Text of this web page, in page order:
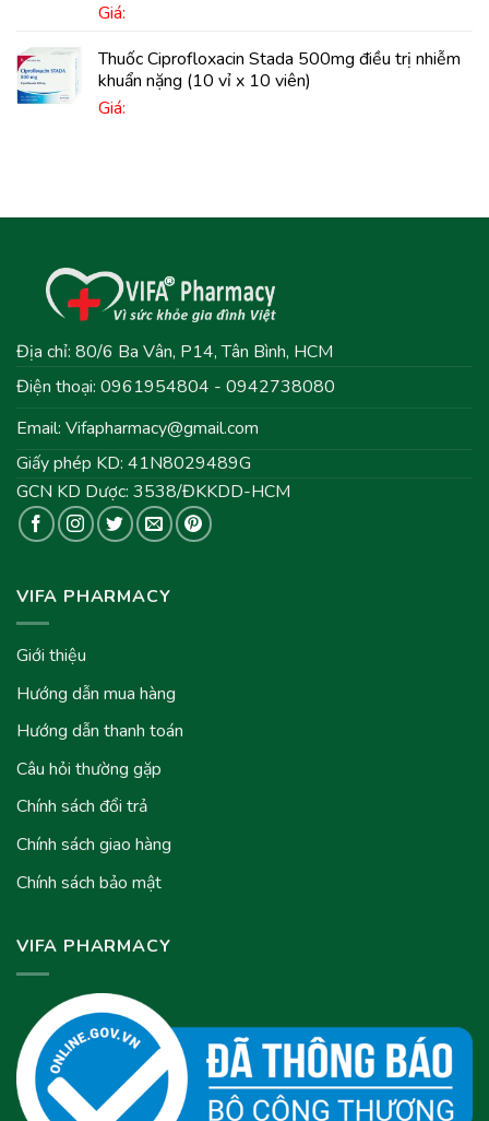
Giá:
Thuốc Ciprofloxacin Stada 500mg điều trị nhiễm
khuẩn nặng (10 vỉ x 10 viên)
Giá:
Địa chỉ: 80/6 Ba Vân, P14, Tân Bình, HCM
Điện thoại: 0961954804 - 0942738080
Email: Vifapharmacy@gmail.com
Giấy phép KD: 41N8029489G
GCN KD Dược: 3538/ĐKKDD-HCM
VIFA PHARMACY
Giới thiệu
Hướng dẫn mua hàng
Hướng dẫn thanh toán
Câu hỏi thường gặp
Chính sách đổi trả
Chính sách giao hàng
Chính sách bảo mật
VIFA PHARMACY